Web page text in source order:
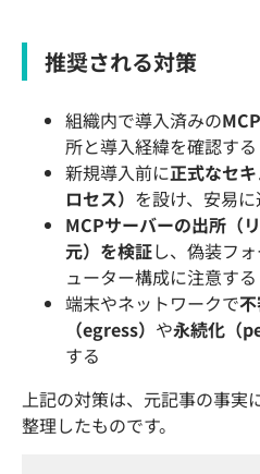
推奨される対策
組織内で導入済みの
所と導入経緯を確認する
新規導入前に正式なセ
ロセス） を設け、安易
MCPサーバーの出所（
元）を検証し、偽装フ
ューター構成に注意する
端末やネットワークで
（egress） や永続化（
する
上記の対策は、元記事の事実
整理したものです。